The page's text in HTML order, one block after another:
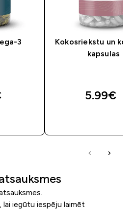
3
Kokosriekstu un
kapsulas
5.99€‎
lai iegūtu iespēju laimēt